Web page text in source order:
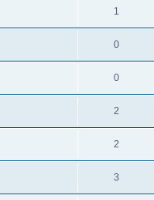
1
0
0
2
2
3